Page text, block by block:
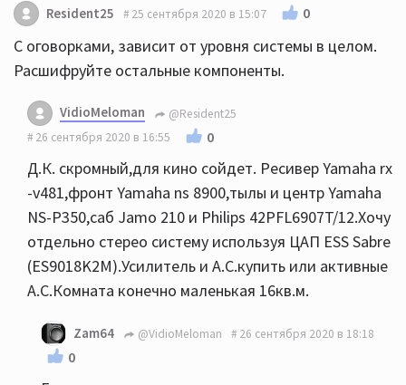
Resident25 25 сентября 2020 в 15:07 0
С оговорками, зависит от уровня системы в целом.
Расшифруйте остальные компоненты.
VidioMeloman
@Resident25
26 сентября 2020 в 16:55
0
Д.К. скромный,для кино сойдет. Ресивер Yamaha rx
-v481,фронт Yamaha ns 8900,тылы и центр Yamaha
NS-P350,саб Jamo 210 и Philips 42PFL6907T/12.Хочу
отдельно стерео систему используя ЦАП ESS Sabre
(ES9018K2M).Усилитель и А.С.купить или активные
А.С.Комната конечно маленькая 16кв.м.
Zam64 @VidioMeloman 26 сентября 2020 в 18:18
0